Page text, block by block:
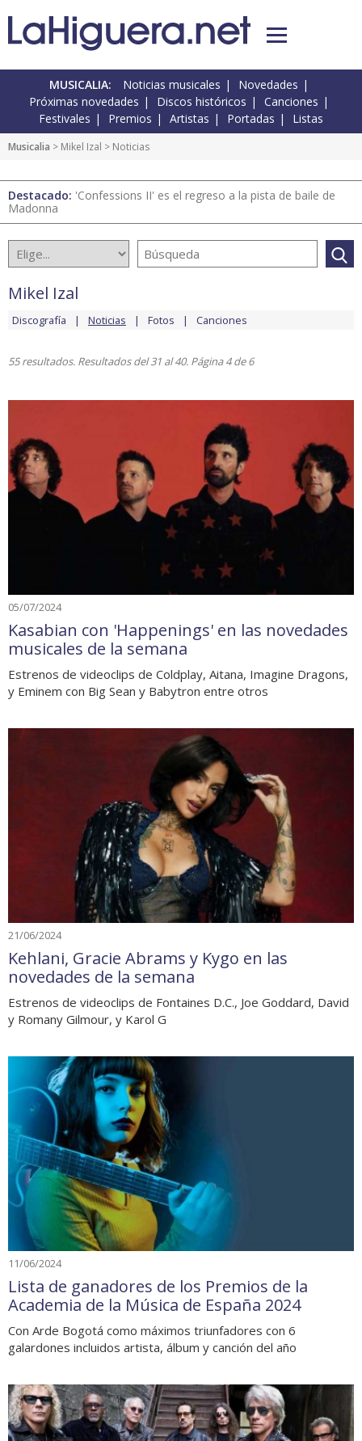
MUSICALIA: Noticias musicales
Novedades
Próximas novedades
Discos históricos
Canciones
Festivales
Premios Artistas Portadas Listas
Musicalia > Mikel Izal > Noticias
Destacado: 'Confessions II' es el regreso a la pista de baile de
Madonna
Mikel Izal
Discografía Noticias Fotos Canciones
55 resultados. Resultados del 31 al 40. Página 4 de 6
05/07/2024
Kasabian con 'Happenings' en las novedades
musicales de la semana
Estrenos de videoclips de Coldplay, Aitana, Imagine Dragons,
y Eminem con Big Sean y Babytron entre otros
21/06/2024
Kehlani, Gracie Abrams y Kygo en las
novedades de la semana
Estrenos de videoclips de Fontaines D.C., Joe Goddard, David
y Romany Gilmour, y Karol G
11/06/2024
Lista de ganadores de los Premios de la
Academia de la Música de España 2024
Con Arde Bogotá como máximos triunfadores con 6
galardones incluidos artista, álbum y canción del año